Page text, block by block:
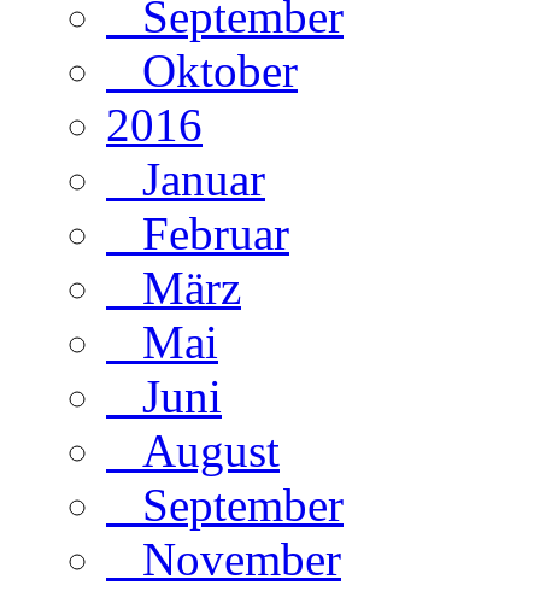
September
Oktober
2016
Januar
Februar
März
Mai
Juni
August
September
November